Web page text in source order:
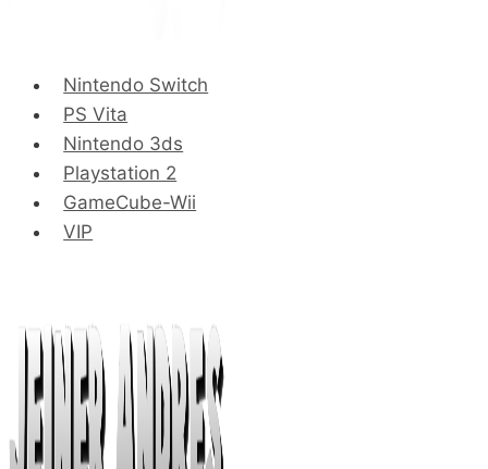
Nintendo Switch
PS Vita
Nintendo 3ds
Playstation 2
GameCube-Wii
VIP